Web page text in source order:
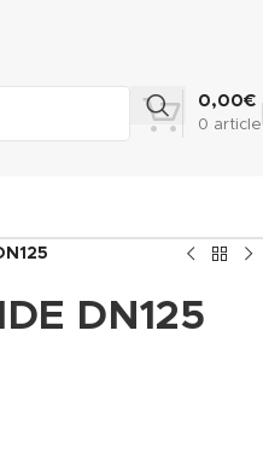
0 article
0,00€
DN125